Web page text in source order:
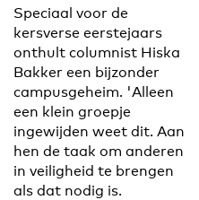
Speciaal voor de
kersverse eerstejaars
onthult columnist Hiska
Bakker een bijzonder
campusgeheim. 'Alleen
een klein groepje
ingewijden weet dit. Aan
hen de taak om anderen
in veiligheid te brengen
als dat nodig is.